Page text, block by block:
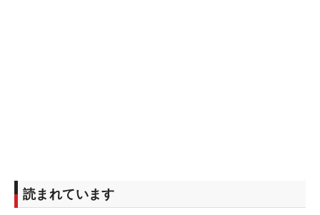
読まれています